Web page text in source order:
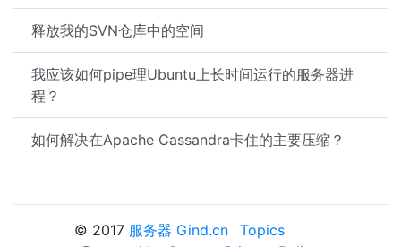
释放我的SVN仓库中的空间
我应该如何pipe理Ubuntu上长时间运行的服务器进
程？
如何解决在Apache Cassandra卡住的主要压缩？
© 2017 服务器 Gind.cn
Topics